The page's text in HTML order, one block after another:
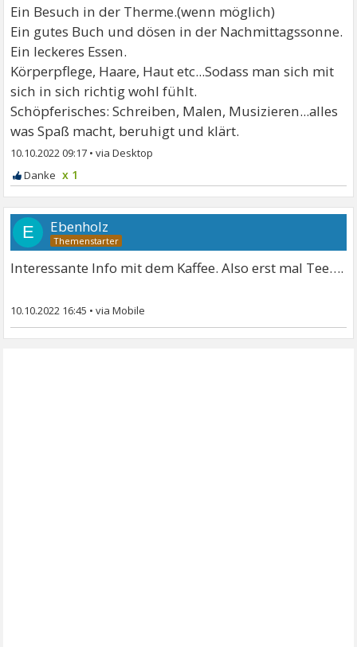
Ein Besuch in der Therme.(wenn möglich)
Ein gutes Buch und dösen in der Nachmittagssonne.
Ein leckeres Essen.
Körperpflege, Haare, Haut etc...Sodass man sich mit
sich in sich richtig wohl fühlt.
Schöpferisches: Schreiben, Malen, Musizieren...alles
was Spaß macht, beruhigt und klärt.
10.10.2022 09:17 •
x 1
E Ebenholz
Interessante Info mit dem Kaffee. Also erst mal Tee….
10.10.2022 16:45 •